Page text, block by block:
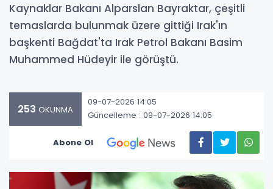
Kaynaklar Bakanı Alparslan Bayraktar, çeşitli
temaslarda bulunmak üzere gittiği Irak'ın
başkenti Bağdat'ta Irak Petrol Bakanı Basim
Muhammed Hüdeyir ile görüştü.
253 OKUNMA
09-07-2026 14:05
Güncelleme : 09-07-2026 14:05
Abone Ol